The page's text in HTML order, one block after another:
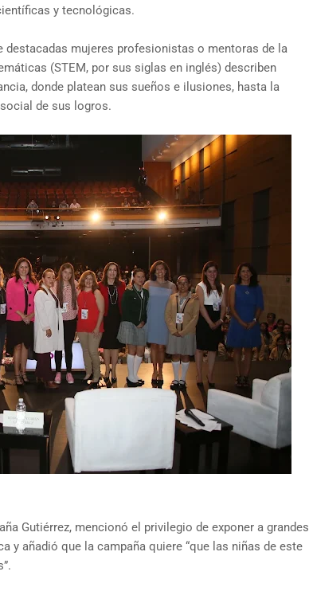
y tecnológicas.
destacadas mujeres profesionistas o mentoras de la
(STEM, por sus siglas en inglés) describen
donde platean sus sueños e ilusiones, hasta la
de sus logros.
Gutiérrez, mencionó el privilegio de exponer a grandes
y añadió que la campaña quiere “que las niñas de este